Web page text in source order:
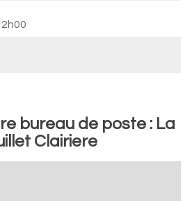
bureau de poste : La
Clairiere